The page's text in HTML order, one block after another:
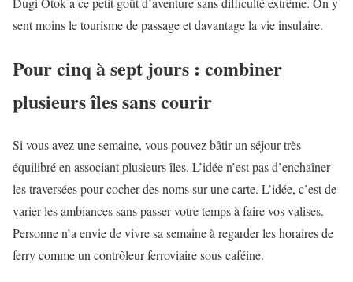
sent moins le tourisme de passage et davantage la vie insulaire.
Pour cinq à sept jours : combiner
plusieurs îles sans courir
Si vous avez une semaine, vous pouvez bâtir un séjour très
équilibré en associant plusieurs îles. L’idée n’est pas d’enchaîner
les traversées pour cocher des noms sur une carte. L’idée, c’est de
varier les ambiances sans passer votre temps à faire vos valises.
Personne n’a envie de vivre sa semaine à regarder les horaires de
ferry comme un contrôleur ferroviaire sous caféine.